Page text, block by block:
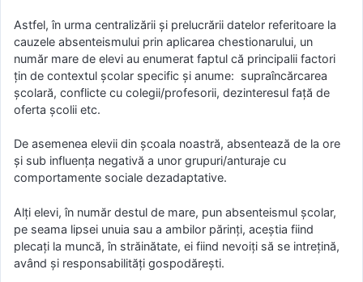
Astfel, în urma centralizării și prelucrării datelor referitoare la
cauzele absenteismului prin aplicarea chestionarului, un
număr mare de elevi au enumerat faptul că principalii factori
țin de contextul școlar specific și anume: supraîncărcarea
școlară, conflicte cu colegii/profesorii, dezinteresul față de
oferta școlii etc.
De asemenea elevii din școala noastră, absentează de la ore
și sub influența negativă a unor grupuri/anturaje cu
comportamente sociale dezadaptative.
Alți elevi, în număr destul de mare, pun absenteismul școlar,
pe seama lipsei unuia sau a ambilor părinți, aceștia fiind
plecați la muncă, în străinătate, ei fiind nevoiți să se intrețină,
având și responsabilități gospodărești.